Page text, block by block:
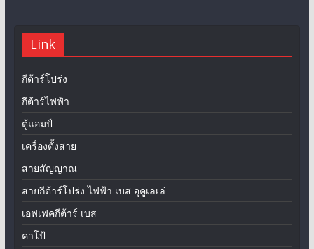
Link
กีต้าร์โปร่ง
กีต้าร์ไฟฟ้า
ตู้แอมป์
เครื่องตั้งสาย
สายสัญญาณ
สายกีต้าร์โปร่ง ไฟฟ้า เบส อุคูเลเล่
เอฟเฟคกีต้าร์ เบส
คาโป้